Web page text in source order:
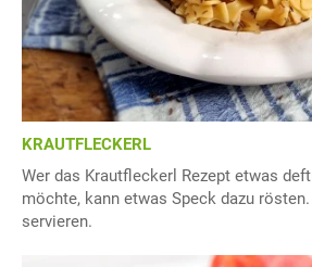
KRAUTFLECKERL
Wer das Krautfleckerl Rezept etwas
möchte, kann etwas Speck dazu
servieren.